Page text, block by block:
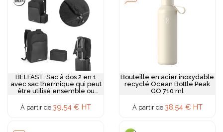
BELFAST. Sac à dos 2 en 1
avec sac thermique qui peut
être utilisé ensemble ou
À partir de 39,54 € HT
Bouteille en acier inoxydable
recyclé Ocean Bottle Peak
GO 710 ml
À partir de 38,54 € HT